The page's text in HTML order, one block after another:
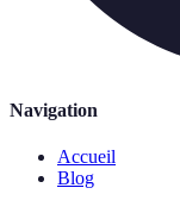
Navigation
Accueil
Blog